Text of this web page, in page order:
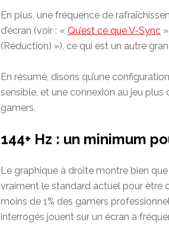
En plus, une fréquence de
d’écran (voir : « Qu’est ce que V-Sync
(Réduction) »), ce qui est un autre
En résumé, disons qu’une
sensible, et une connexion au jeu plus
gamers.
144+ Hz : un minimum
Le graphique à droite montre bien
vraiment le standard actuel pour être
moins de 1% des gamers
interrogés jouent sur un écran à